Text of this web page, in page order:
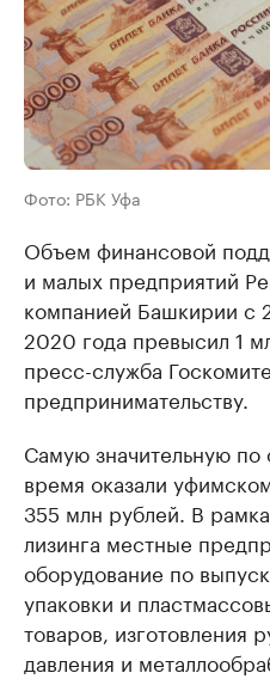
Фото: РБК Уфа
Объем финансовой
и малых предприятий
компанией Башкирии с
2020 года превысил 1
пресс-служба
предпринимательству.
Самую значительную
время оказали
355 млн рублей. В
лизинга местные
оборудование по
упаковки и
товаров, изготовления
давления и